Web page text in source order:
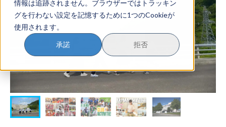
情報は追跡されません。ブラウザーではトラッキン
グを行わない設定を記憶するために1つのCookieが
使用されます。
承諾 拒否
イベントを探す
おためし地域留学
マガジン
奨学金について
？ イベント参加方法